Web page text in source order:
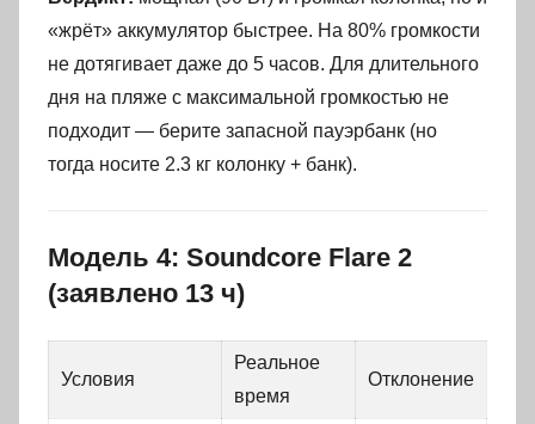
«жрёт» аккумулятор быстрее. На 80% громкости
не дотягивает даже до 5 часов. Для длительного
дня на пляже с максимальной громкостью не
подходит — берите запасной пауэрбанк (но
тогда носите 2.3 кг колонку + банк).
Модель 4: Soundcore Flare 2
(заявлено 13 ч)
Условия
Реальное
время
Отклонение